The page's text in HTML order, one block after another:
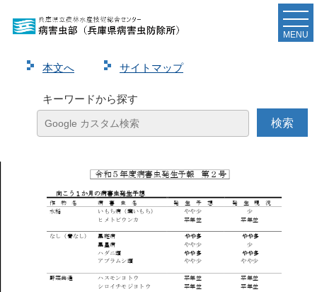
本⽂へ サイトマップ
キーワードから探す
MENU
令和５年度病害虫発生予報第２号を発表しました。